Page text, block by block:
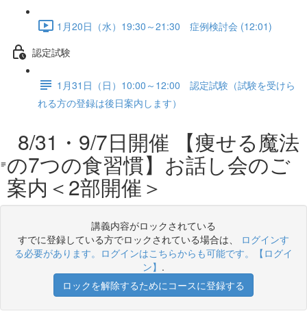
1月20日（水）19:30～21:30 症例検討会 (12:01)
認定試験
1月31日（日）10:00～12:00 認定試験（試験を受けら
れる方の登録は後日案内します）
8/31・9/7日開催 【痩せる魔法
の7つの食習慣】お話し会のご
案内＜2部開催＞
講義内容がロックされている
すでに登録している方でロックされている場合は、 ログインす
る必要があります。ログインはこちらからも可能です。【ログイ
ン】 .
ロックを解除するためにコースに登録する